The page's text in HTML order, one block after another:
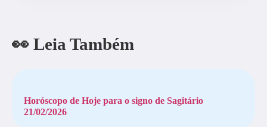
👀 Leia Também
Horóscopo de Hoje para o signo de Sagitário
21/02/2026